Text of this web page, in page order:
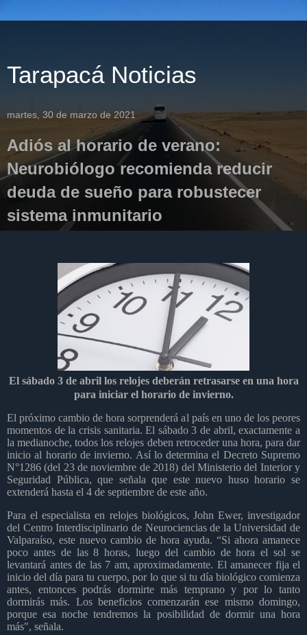
Tarapacá Noticias
martes, 30 de marzo de 2021
Adiós al horario de verano:
Neurobiólogo recomienda reducir
deuda de sueño para robustecer
sistema inmunitario
El sábado 3 de abril los relojes deberán retrasarse en una hora
para iniciar el horario de invierno.
El próximo cambio de hora sorprenderá al país en uno de los peores
momentos de la crisis sanitaria. El sábado 3 de abril, exactamente a
la medianoche, todos los relojes deben retroceder una hora, para dar
inicio al horario de invierno. Así lo determina el Decreto Supremo
N°1286 (del 23 de noviembre de 2018) del Ministerio del Interior y
Seguridad Pública, que señala que este nuevo huso horario se
extenderá hasta el 4 de septiembre de este año.
Para el especialista en relojes biológicos, John Ewer, investigador
del Centro Interdisciplinario de Neurociencias de la Universidad de
Valparaíso, este nuevo cambio de hora ayuda. “Si ahora amanece
poco antes de las 8 horas, luego del cambio de hora el sol se
levantará antes de las 7 am, aproximadamente. El amanecer fija el
inicio del día para tu cuerpo, por lo que si tu día biológico comienza
antes, entonces podrás dormirte más temprano y por lo tanto
dormirás más. Los beneficios comenzarán ese mismo domingo,
porque esa noche tendremos la posibilidad de dormir una hora
más", señala.